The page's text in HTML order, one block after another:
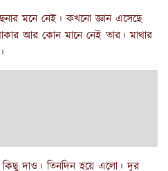
মনে নেই। কখনো জ্ঞান এসেছে
আর কোন মানে নেই তার। মাথার
দাও। তিনদিন হয়ে এলো। দূর